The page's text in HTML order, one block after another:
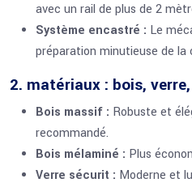
avec un rail de plus de 2
Système encastré : Le
préparation minutieuse de la
2. matériaux : bois,
Bois massif : Robuste et
recommandé.
Bois mélaminé : Plus
Verre sécurit : Moderne et